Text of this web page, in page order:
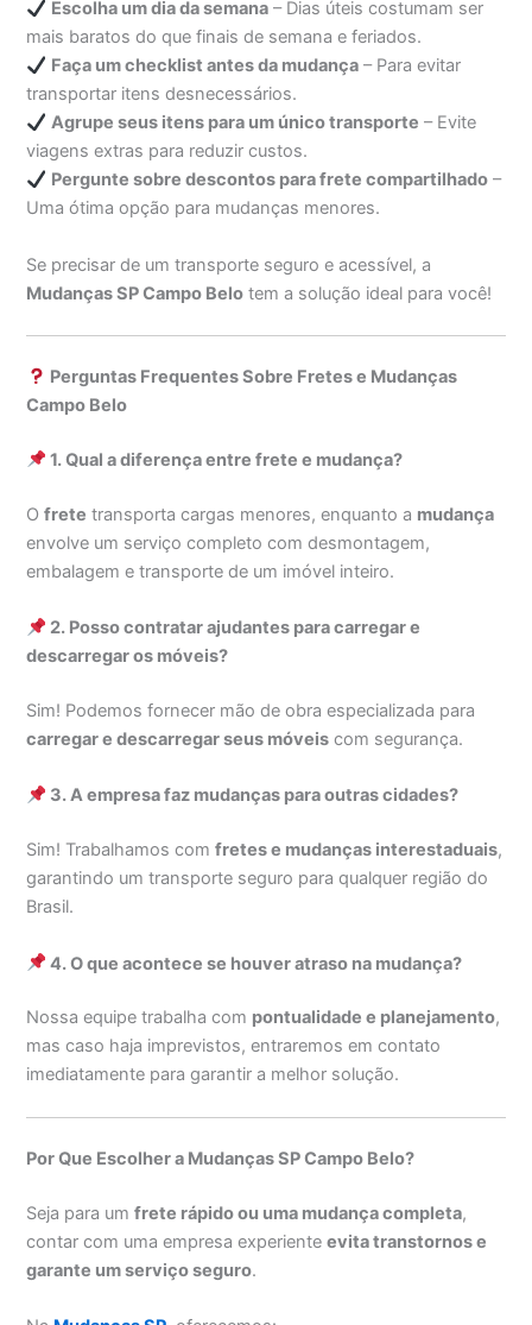
Escolha um dia da semana – Dias úteis costumam ser
mais baratos do que finais de semana e feriados.
Faça um checklist antes da mudança – Para evitar
transportar itens desnecessários.
Agrupe seus itens para um único transporte – Evite
viagens extras para reduzir custos.
Pergunte sobre descontos para frete compartilhado –
Uma ótima opção para mudanças menores.
Se precisar de um transporte seguro e acessível, a
Mudanças SP Campo Belo tem a solução ideal para você!
Perguntas Frequentes Sobre Fretes e Mudanças
Campo Belo
1. Qual a diferença entre frete e mudança?
Ofrete transporta cargas menores, enquanto a mudança
envolve um serviço completo com desmontagem,
embalagem e transporte de um imóvel inteiro.
2. Posso contratar ajudantes para carregar e
descarregar os móveis?
Sim! Podemos fornecer mão de obra especializada para
carregar e descarregar seus móveis com segurança.
3. A empresa faz mudanças para outras cidades?
Sim! Trabalhamos comfretes e mudanças interestaduais,
garantindo um transporte seguro para qualquer região do
Brasil.
4. O que acontece se houver atraso na mudança?
Nossa equipe trabalha com pontualidade e planejamento,
mas caso haja imprevistos, entraremos em contato
imediatamente para garantir a melhor solução.
Por Que Escolher a Mudanças SP Campo Belo?
Seja para umfrete rápido ou uma mudança completa,
contar com uma empresa experienteevita transtornos e
garante um serviço seguro.